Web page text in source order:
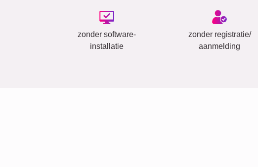
zonder software-
installatie
zonder registratie/
aanmelding